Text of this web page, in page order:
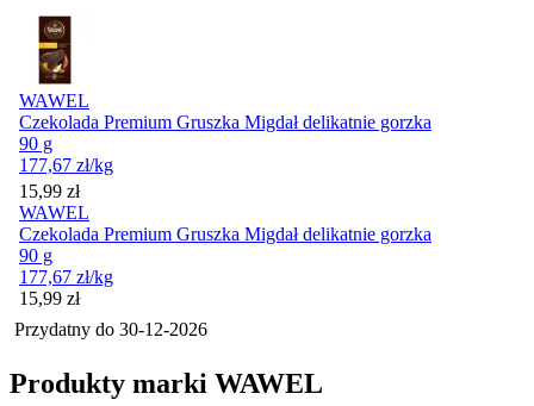
WAWEL
Czekolada Premium Gruszka Migdał delikatnie gorzka
90 g
177,67 zł/kg
Cena
15,99 zł
WAWEL
Czekolada Premium Gruszka Migdał delikatnie gorzka
90 g
177,67 zł/kg
Cena
15,99 zł
Przydatny do 30-12-2026
Produkty marki WAWEL